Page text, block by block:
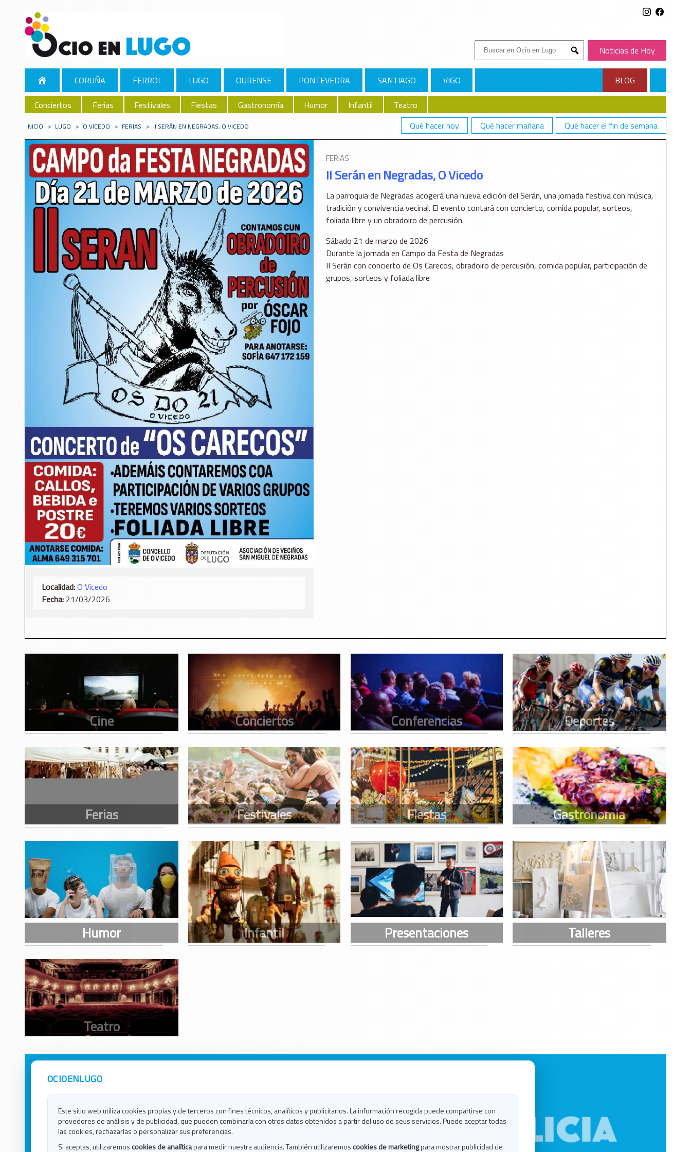
Buscar:
Submit
Noticias de Hoy
CORUÑA FERROL LUGO OURENSE PONTEVEDRA SANTIAGO VIGO
BLOG
Conciertos
Ferias Festivales Fiestas Gastronomía Humor Infantil
Teatro
Qué hacer hoy
Qué hacer mañana Qué hacer el fin de semana
INICIO > LUGO > O VICEDO > FERIAS > II SERÁN EN NEGRADAS, O VICEDO
Localidad:O Vicedo
Fecha: 21/03/2026
FERIAS
II Serán en Negradas, O Vicedo
La parroquia de Negradas acogerá una nueva edición del Serán, una jornada festiva con música,
tradición y convivencia vecinal. El evento contará con concierto, comida popular, sorteos,
foliada libre y un obradoiro de percusión.
Sábado 21 de marzo de 2026
Durante la jornada en Campo da Festa de Negradas
II Serán con concierto de Os Carecos, obradoiro de percusión, comida popular, participación de
grupos, sorteos y foliada libre
OCIOENLUGO
Este sitio web utiliza cookies propias y de terceros con fines técnicos, analíticos y publicitarios. La información recogida puede compartirse con
provedores de análisis y de publicidad, que pueden combinarla con otros datos obtenidos a partir del uso de seus servicios. Puede aceptar todas
las cookies, rechazarlas o personalizar sus preferencias.
Si aceptas, utilizaremos cookies de analíticapara medir nuestra audiencia. También utilizaremos cookies de marketingpara mostrar publicidad de
Avisos Legales
Política de Cookies
Ocio en Lugo
Ocio en Ourense